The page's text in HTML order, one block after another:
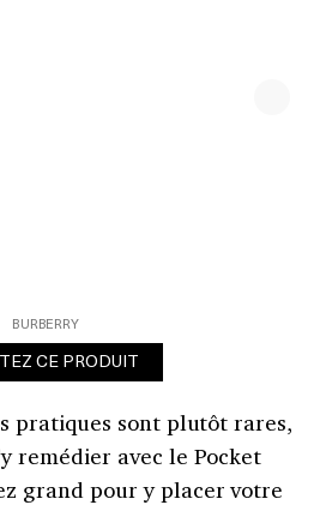
BURBERRY
CE PRODUIT
pratiques sont plutôt rares,
remédier avec le Pocket
grand pour y placer votre